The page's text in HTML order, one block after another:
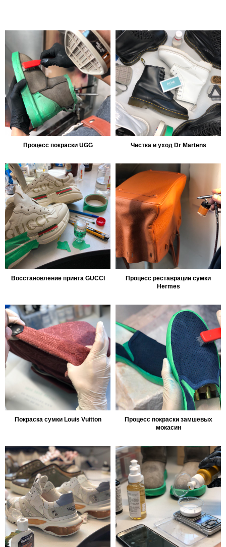
Процесс покраски UGG Чистка и уход Dr Martens
Восстановление принта GUCCI
Процесс реставрации сумки
Hermes
Покраска сумки Louis Vuitton
Процесс покраски замшевых
мокасин